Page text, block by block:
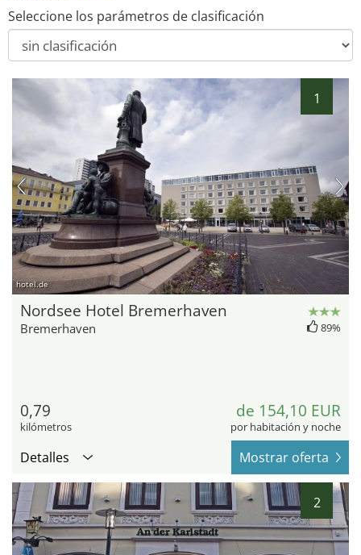
Seleccione los parámetros de clasificación
1
hotel.de
Nordsee Hotel Bremerhaven
Bremerhaven 89%
0,79
kilómetros
de 154,10 EUR
por habitación y noche
Detalles Mostrar oferta
2